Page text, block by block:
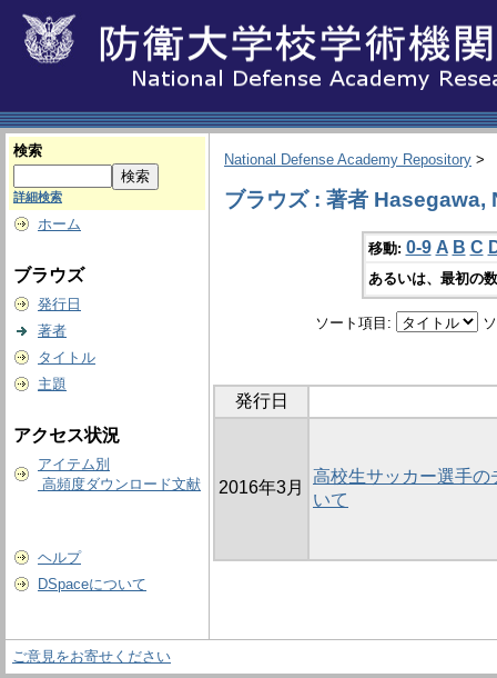
検索
詳細検索
ホーム
ブラウズ
発行日
著者
タイトル
主題
アクセス状況
アイテム別
高頻度ダウンロード文献
ヘルプ
DSpaceについて
National Defense Academy Repository >
ブラウズ : 著者 Hasegawa,
移動: 0-9 A B C
あるいは、最初の
ソート項目:
発行日
2016年3月
高校生サッカー選手
いて
ご意見をお寄せください